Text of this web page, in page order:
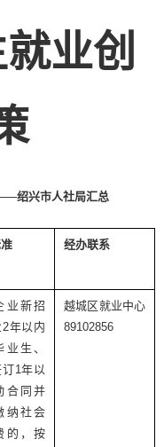
业创
绍兴市人社局汇总
经办联系
业新招
2年以内
生、
订1年以
合同并
纳社会
的，按
越城区就业中心
89102856